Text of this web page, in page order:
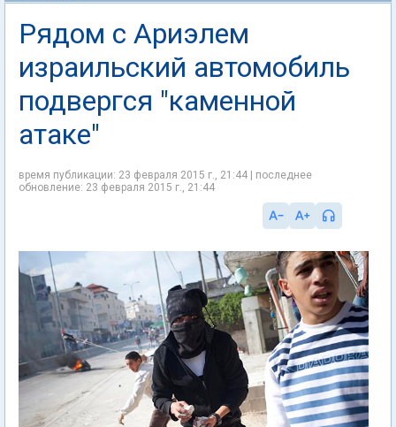
Рядом с Ариэлем
израильский автомобиль
подвергся "каменной
атаке"
время публикации: 23 февраля 2015 г., 21:44 | последнее
обновление: 23 февраля 2015 г., 21:44